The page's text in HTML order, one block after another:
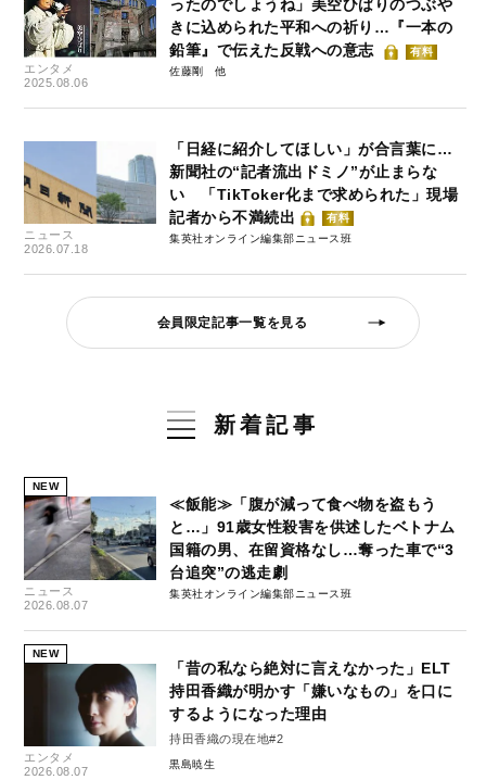
エンタメ
2025.08.06
ったのでしょうね」美空ひばりのつぶや
きに込められた平和への祈り…『一本の
鉛筆』で伝えた反戦への意志
有料
佐藤剛
ニュース
2026.07.18
「日経に紹介してほしい」が合言葉に…
新聞社の“記者流出ドミノ”が止まらな
い 「TikToker化まで求められた」現場
記者から不満続出
有料
集英社オンライン編集部ニュース班
会員限定記事一覧を見る
新着記事
NEW
ニュース
2026.08.07
≪飯能≫「腹が減って食べ物を盗もう
と…」91歳女性殺害を供述したベトナム
国籍の男、在留資格なし…奪った車で“3
台追突”の逃走劇
集英社オンライン編集部ニュース班
NEW
エンタメ
2026.08.07
「昔の私なら絶対に言えなかった」ELT
持田香織が明かす「嫌いなもの」を口に
するようになった理由
持田香織の現在地#2
黒島暁生